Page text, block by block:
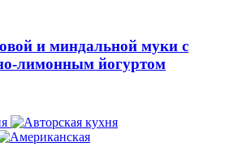
и миндальной муки с
лимонным йогуртом